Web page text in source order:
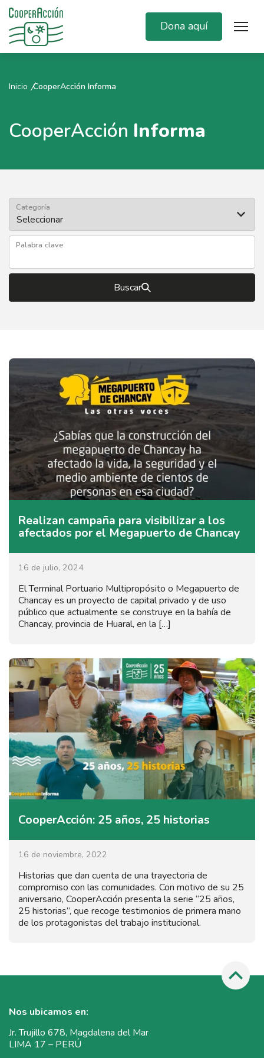
Dona aquí
Inicio CooperAcción Informa
CooperAcción Informa
Categoría
Palabra clave
Buscar
Realizan campaña para visibilizar a los
afectados por el Megapuerto de Chancay
16 de julio, 2024
El Terminal Portuario Multipropósito o Megapuerto de
Chancay es un proyecto de capital privado y de uso
público que actualmente se construye en la bahía de
Chancay, provincia de Huaral, en la […]
CooperAcción: 25 años, 25 historias
16 de noviembre, 2022
Historias que dan cuenta de una trayectoria de
compromiso con las comunidades. Con motivo de su 25
aniversario, CooperAcción presenta la serie “25 años,
25 historias”, que recoge testimonios de primera mano
de los protagonistas del trabajo institucional.
Nos ubicamos en:
Jr. Trujillo 678, Magdalena del Mar
LIMA 17 – PERÚ